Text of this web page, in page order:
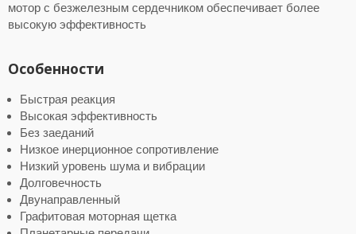
мотор с безжелезным сердечником обеспечивает более
высокую эффективность
Особенности
Быстрая реакция
Высокая эффективность
Без заеданий
Низкое инерционное сопротивление
Низкий уровень шума и вибрации
Долговечность
Двунаправленный
Графитовая моторная щетка